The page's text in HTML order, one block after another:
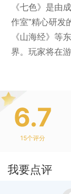
《七色》是由
作室”精心研发
《山海经》等
界。玩家将在
6.7
15个评分
我要点评